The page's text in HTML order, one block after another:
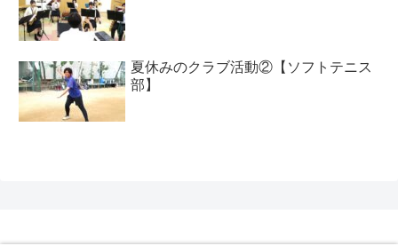
夏休みのクラブ活動②【ソフトテニス
部】